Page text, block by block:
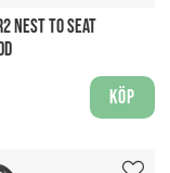
NEST TO SEAT
Köp